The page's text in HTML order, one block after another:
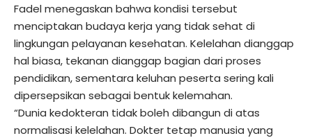
Fadel menegaskan bahwa kondisi tersebut
menciptakan budaya kerja yang tidak sehat di
lingkungan pelayanan kesehatan. Kelelahan dianggap
hal biasa, tekanan dianggap bagian dari proses
pendidikan, sementara keluhan peserta sering kali
dipersepsikan sebagai bentuk kelemahan.
“Dunia kedokteran tidak boleh dibangun di atas
normalisasi kelelahan. Dokter tetap manusia yang